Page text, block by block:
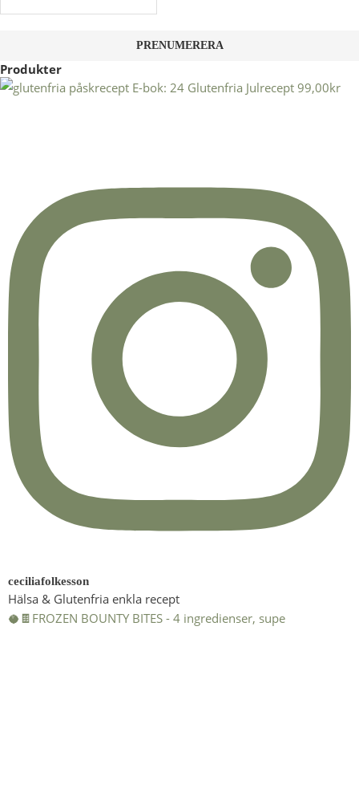
Produkter
E-bok: 24 Glutenfria Julrecept 99,00kr
ceciliafolkesson
Hälsa & Glutenfria enkla recept
🥥🍫FROZEN BOUNTY BITES - 4 ingredienser, supe